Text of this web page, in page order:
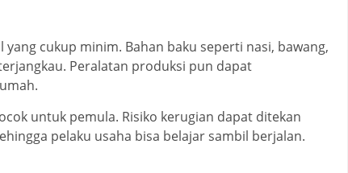
cukup minim. Bahan baku seperti nasi, bawang,
Peralatan produksi pun dapat
untuk pemula. Risiko kerugian dapat ditekan
pelaku usaha bisa belajar sambil berjalan.